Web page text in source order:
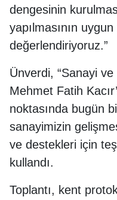
dengesinin
yapılmasının uygun
değerlendiriyoruz.”
Ünverdi, “Sanayi ve
Mehmet Fatih
noktasında bugün
sanayimizin
ve destekleri için
kullandı.
Toplantı, kent